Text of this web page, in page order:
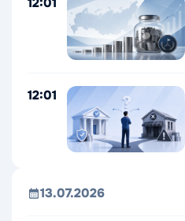
12:01
13.07.2026